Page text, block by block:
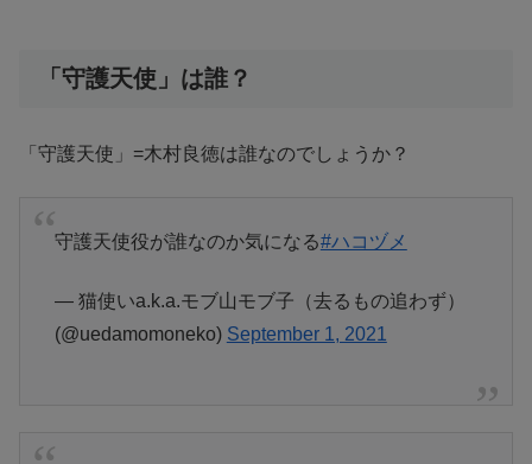
「守護天使」は誰？
「守護天使」=木村良徳は誰なのでしょうか？
守護天使役が誰なのか気になる#ハコヅメ
— 猫使いa.k.a.モブ山モブ子（去るもの追わず）
(@uedamomoneko) September 1, 2021